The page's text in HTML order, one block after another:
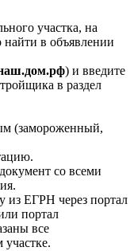
участка, на
в объявлении
) и введите
в раздел
(замороженный,
со всеми
из ЕГРН через портал
портал
все